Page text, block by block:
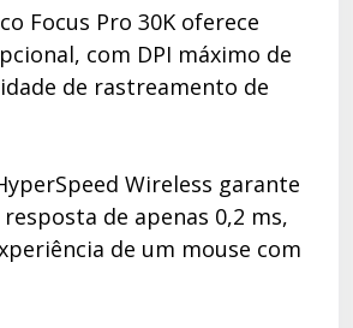
Focus Pro 30K oferece
com DPI máximo de
de rastreamento de
Wireless garante
de apenas 0,2 ms,
de um mouse com